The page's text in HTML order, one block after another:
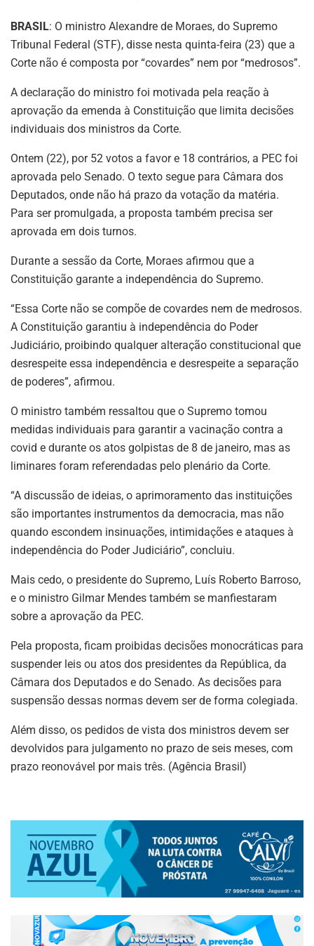
BRASIL: O ministro Alexandre de Moraes, do Supremo
Tribunal Federal (STF), disse nesta quinta-feira (23) que a
Corte não é composta por “covardes” nem por “medrosos”.
A declaração do ministro foi motivada pela reação à
aprovação da emenda à Constituição que limita decisões
individuais dos ministros da Corte.
Ontem (22), por 52 votos a favor e 18 contrários, a PEC foi
aprovada pelo Senado. O texto segue para Câmara dos
Deputados, onde não há prazo da votação da matéria.
Para ser promulgada, a proposta também precisa ser
aprovada em dois turnos.
Durante a sessão da Corte, Moraes afirmou que a
Constituição garante a independência do Supremo.
“Essa Corte não se compõe de covardes nem de medrosos.
A Constituição garantiu à independência do Poder
Judiciário, proibindo qualquer alteração constitucional que
desrespeite essa independência e desrespeite a separação
de poderes”, afirmou.
O ministro também ressaltou que o Supremo tomou
medidas individuais para garantir a vacinação contra a
covid e durante os atos golpistas de 8 de janeiro, mas as
liminares foram referendadas pelo plenário da Corte.
“A discussão de ideias, o aprimoramento das instituições
são importantes instrumentos da democracia, mas não
quando escondem insinuações, intimidações e ataques à
independência do Poder Judiciário”, concluiu.
Mais cedo, o presidente do Supremo, Luís Roberto Barroso,
e o ministro Gilmar Mendes também se manfiestaram
sobre a aprovação da PEC.
Pela proposta, ficam proibidas decisões monocráticas para
suspender leis ou atos dos presidentes da República, da
Câmara dos Deputados e do Senado. As decisões para
suspensão dessas normas devem ser de forma colegiada.
Além disso, os pedidos de vista dos ministros devem ser
devolvidos para julgamento no prazo de seis meses, com
prazo reonovável por mais três. (Agência Brasil)